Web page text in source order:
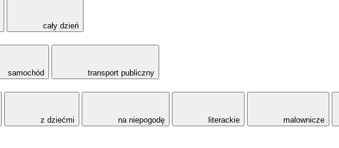
cały dzień
samochód
transport publiczny
z dziećmi na niepogodę literackie malownicze